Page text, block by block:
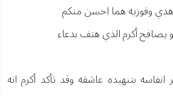
وفوزيه هما احسن منكم
أكرم الذي هتف بدعاء
بتنهيده عاشقه وقد تأكد أكرم انه